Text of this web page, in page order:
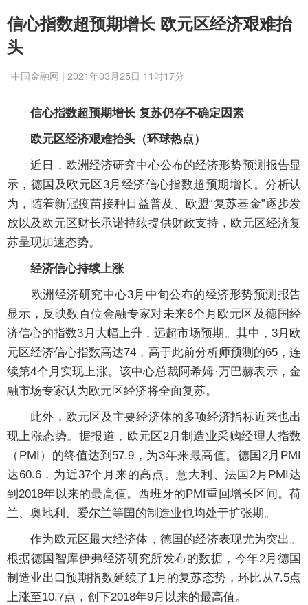
信心指数超预期增长 欧元区经济艰难抬
头
中国金融网 | 2021年03月25日 11时17分
信心指数超预期增长 复苏仍存不确定因素
欧元区经济艰难抬头（环球热点）
近日，欧洲经济研究中心公布的经济形势预测报告显
示，德国及欧元区3月经济信心指数超预期增长。分析认
为，随着新冠疫苗接种日益普及、欧盟“复苏基金”逐步发
放以及欧元区财长承诺持续提供财政支持，欧元区经济复
苏呈现加速态势。
经济信心持续上涨
欧洲经济研究中心3月中旬公布的经济形势预测报告
显示，反映数百位金融专家对未来6个月欧元区及德国经
济信心的指数3月大幅上升，远超市场预期。其中，3月欧
元区经济信心指数高达74，高于此前分析师预测的65，连
续第4个月实现上涨。该中心总裁阿希姆·万巴赫表示，金
融市场专家认为欧元区经济将全面复苏。
此外，欧元区及主要经济体的多项经济指标近来也出
现上涨态势。据报道，欧元区2月制造业采购经理人指数
（PMI）的终值达到57.9，为3年来最高值。德国2月PMI
达60.6，为近37个月来的高点。意大利、法国2月PMI达
到2018年以来的最高值。西班牙的PMI重回增长区间。荷
兰、奥地利、爱尔兰等国的制造业也均处于扩张期。
作为欧元区最大经济体，德国的经济表现尤为突出。
根据德国智库伊弗经济研究所发布的数据，今年2月德国
制造业出口预期指数延续了1月的复苏态势，环比从7.5点
上涨至10.7点，创下2018年9月以来的最高值。